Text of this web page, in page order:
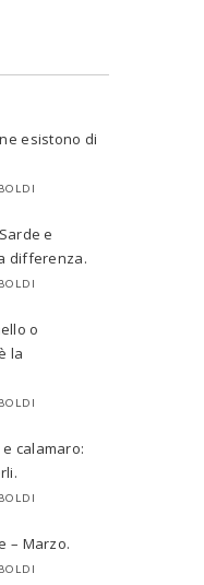
esistono di
e
differenza.
o
la
calamaro:
– Marzo.